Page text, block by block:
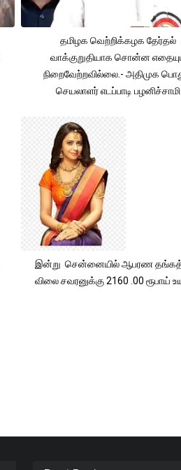
தமிழக வெற்றிக்கழக தேர்தல்
வாக்குறுதியாக சொன்ன
நிறைவேற்றவில்லை.- அதிமுக
செயலாளர் எடப்பாடி பழனிச்சாமி
இன்று சென்னையில் ஆபரண
விலை சவரனுக்கு 2160 .00 ரூபாய்